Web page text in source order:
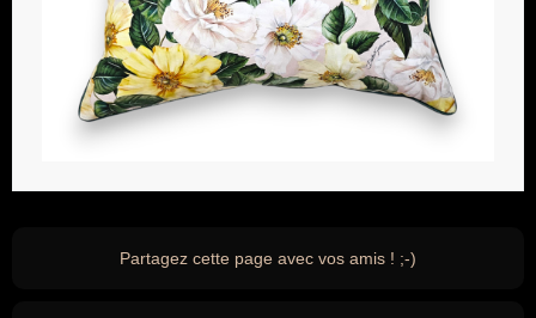
Partagez cette page avec vos amis ! ;-)